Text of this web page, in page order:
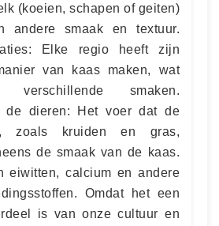
(koeien, schapen of geiten)
andere smaak en textuur.
Elke regio heeft zijn
van kaas maken, wat
smaken.
de dieren: Het voer dat de
zoals kruiden en gras,
de smaak van de kaas.
eiwitten, calcium en andere
Omdat het een
is van onze cultuur en